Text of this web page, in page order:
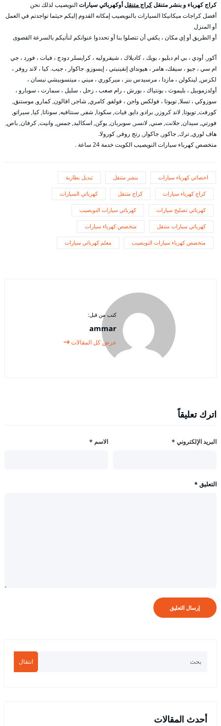
كراج كهرباء و بنشر متنقلكراج متنقلأوكهربائي سياراتالنويصيب لذلك نحن
أفضل كراجات ميكانيكا السيارات بالنويصيب إمكانه القدوم إليكم حيثما تواجدتم في العمل
أو المنزل
أو الطريق أو إي مكان ، يكفي أن تتصلوا بنا أو تحددوا عنوانكم لنأتيكم بالسرعة القصوى
أكور. أودي ، بي ام دبليو ، بويك ، كاديلاك ، شيفروليه ، كرايسلر دودج ، فيات ، فورد ، جي
ام سي ، جيو ، سيفك، هامر ، هيونداي إنفينيتي ، إيسوزو. جاكوار ، جيب. كيا ، لاند روفر ،
لكزس, لينكولن ، مازدا ، مرسيدس بنز ، ميركوري ، ميني ، ميتسوبيشي نيسان ،
أولدزموبيل ، بليموث ، بونتياك ، بورش ، رام صعب ، زحل ، سليل ، سمارت ، سوبارو ،
سوزوكي ، تسلا, تويوتا ، فولكس واجن ، فولفو, كامري, شاجر, افالون, كمارو, موستنق,
كورفت, تويوتا, لاند كروزر, برادو, دايو, فيات, سكودا, شفر, سنتافيه, سوناتا, كيا, سيراتو,
فورتي, سيدان, جلانت, صني, لانسر, سوبربان, يوكن, اسكاليد, جمس, وانيت, كرفان, باص,
هاف لوري, ترك, جاكور, جاكوار, رتج روفر, كورولا.
متخصص كهرباء سيارات النويصيب الكويت خدمة 24 ساعة .
اخصائي كهرباء سيارات بنشر متنقل تبديل بطارية
كراج كهرباء سيارات كراج متنقل كهربائي السيارات
كهربائي تصليح سيارات كهربائي سيارات النويصيب
كهربائي سيارات متنقل متخصص كهرباء سيارات
متخصص كهرباء سيارات النويصيب معلم كهربائي سيارات
كتب من قبل:
ammar
عرض كل المقالات
اترك تعليقاً
الاسم * البريد الإلكتروني *
التعليق *
انتقال
أحدث المقالات